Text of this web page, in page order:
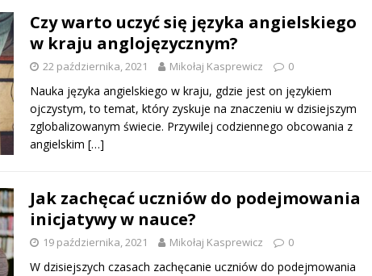
Czy warto uczyć się języka angielskiego
w kraju anglojęzycznym?
22 października, 2021 Mikołaj Kasprewicz 0
Nauka języka angielskiego w kraju, gdzie jest on językiem
ojczystym, to temat, który zyskuje na znaczeniu w dzisiejszym
zglobalizowanym świecie. Przywilej codziennego obcowania z
angielskim […]
Jak zachęcać uczniów do podejmowania
inicjatywy w nauce?
19 października, 2021 Mikołaj Kasprewicz 0
W dzisiejszych czasach zachęcanie uczniów do podejmowania